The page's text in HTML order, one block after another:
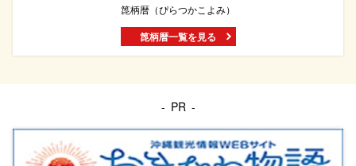
箆柄暦（ぴらつかこよみ）
箆柄暦一覧を見る
PR